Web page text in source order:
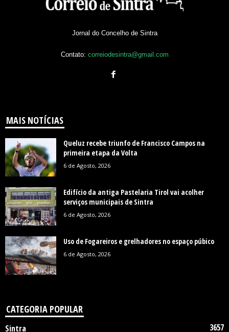
Jornal do Concelho de Sintra
Contato: correiodesintra@gmail.com
MAIS NOTÍCIAS
Queluz recebe triunfo de Francisco Campos na
primeira etapa da Volta
6 de Agosto, 2026
Edifício da antiga Pastelaria Tirol vai acolher
serviços municipais de Sintra
6 de Agosto, 2026
Uso de Fogareiros e grelhadores no espaço púbico
6 de Agosto, 2026
CATEGORIA POPULAR
Sintra 3657